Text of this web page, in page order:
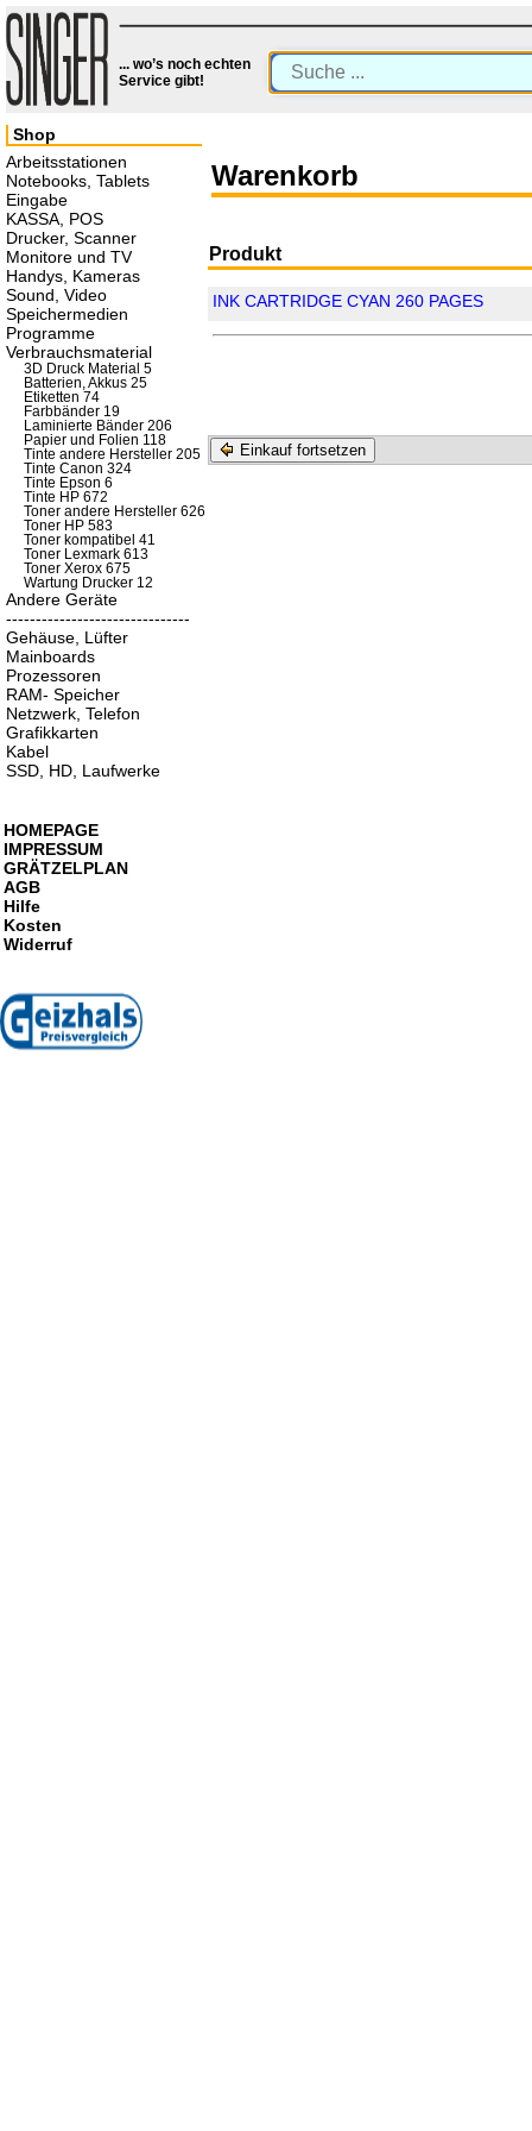
... wo’s noch echten
Service gibt!
Warenkorb
Produkt
INK CARTRIDGE CYAN 260 PAGES
Einkauf fortsetzen
Shop
Arbeitsstationen
Notebooks, Tablets
Eingabe
KASSA, POS
Drucker, Scanner
Monitore und TV
Handys, Kameras
Sound, Video
Speichermedien
Programme
Verbrauchsmaterial
3D Druck Material 5
Batterien, Akkus 25
Etiketten 74
Farbbänder 19
Laminierte Bänder 206
Papier und Folien 118
Tinte andere Hersteller 205
Tinte Canon 324
Tinte Epson 6
Tinte HP 672
Toner andere Hersteller 626
Toner HP 583
Toner kompatibel 41
Toner Lexmark 613
Toner Xerox 675
Wartung Drucker 12
Andere Geräte
-------------------------------
Gehäuse, Lüfter
Mainboards
Prozessoren
RAM- Speicher
Netzwerk, Telefon
Grafikkarten
Kabel
SSD, HD, Laufwerke
HOMEPAGE
IMPRESSUM
GRÄTZELPLAN
AGB
Hilfe
Kosten
Widerruf